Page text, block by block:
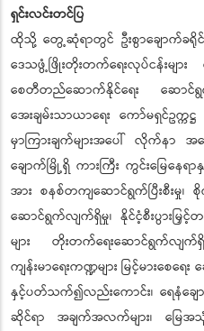
ရှင်းလင်းတင်ပြ
ထိုသို့ တွေ့ဆုံရာတွင် ဦးစွာချောက်ခရိုင်
ဒေသဖွံ့ဖြိုးတိုးတက်ရေးလုပ်ငန်းမျ
စေတီတည်ဆောက်နိုင်ရေး ဆောင်ရွ
အေးချမ်းသာယာရေး ကော်မရှင်ဥက္
မှာကြားချက်များအပေါ် လိုက်နာ
ချောက်မြို့ရှိ ကားကြီး ကွင်းမြေနေရ
အား စနစ်တကျဆောင်ရွက်ပြီးစီးမှု၊ စို
ဆောင်ရွက်လျက်ရှိမှု၊ နိုင်ငံ့စီးပွားမြှ
များ တိုးတက်ရေးဆောင်ရွက်လျ
ကျန်းမာရေးကဏ္ဍများ မြင့်မားစေရ
နှင့်ပတ်သက်၍လည်းကောင်း၊ ရေနံချ
ဆိုင်ရာ အချက်အလက်များ၊ မြေအသုံးခ